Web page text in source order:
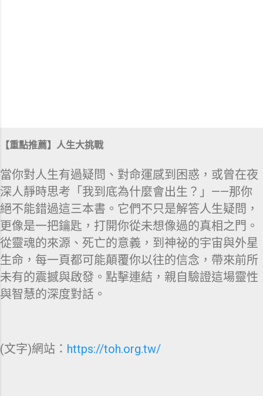
【重點推薦】人生大挑戰
當你對人生有過疑問、對命運感到困惑，或曾在夜
深人靜時思考「我到底為什麼會出生？」——那你
絕不能錯過這三本書。它們不只是解答人生疑問，
更像是一把鑰匙，打開你從未想像過的真相之門。
從靈魂的來源、死亡的意義，到神祕的宇宙與外星
生命，每一頁都可能顛覆你以往的信念，帶來前所
未有的震撼與啟發。點擊連結，親自驗證這場靈性
與智慧的深度對話。
(文字)網站： https://toh.org.tw/